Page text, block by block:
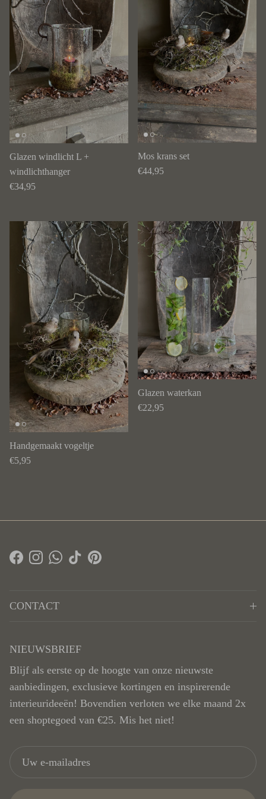
Glazen windlicht L +
windlichthanger
Reguliere prijs
€34,95
Mos krans set
Reguliere prijs
€44,95
Handgemaakt vogeltje
Reguliere prijs
€5,95
Glazen waterkan
Reguliere prijs
€22,95
Facebook
Instagram
WhatsApp
TikTokPinterest
CONTACT
NIEUWSBRIEF
Blijf als eerste op de hoogte van onze nieuwste
aanbiedingen, exclusieve kortingen en inspirerende
interieurideeën! Bovendien verloten we elke maand 2x
een shoptegoed van €25. Mis het niet!